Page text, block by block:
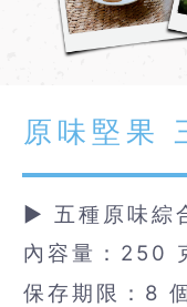
原味堅果
▶ 五種原味綜
內容量：250
保存期限：8